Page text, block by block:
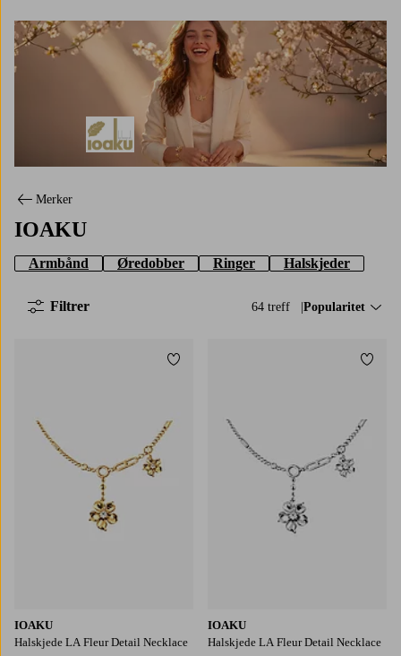
IOAKU
Merker
IOAKU
Armbånd Øredobber Ringer Halskjeder
64 treff Sorter på:
Popularitet
Filtrer
IOAKU
Halskjede LA Fleur Detail Necklace
Legg til favoritter
IOAKU
Halskjede LA Fleur Detail Necklace